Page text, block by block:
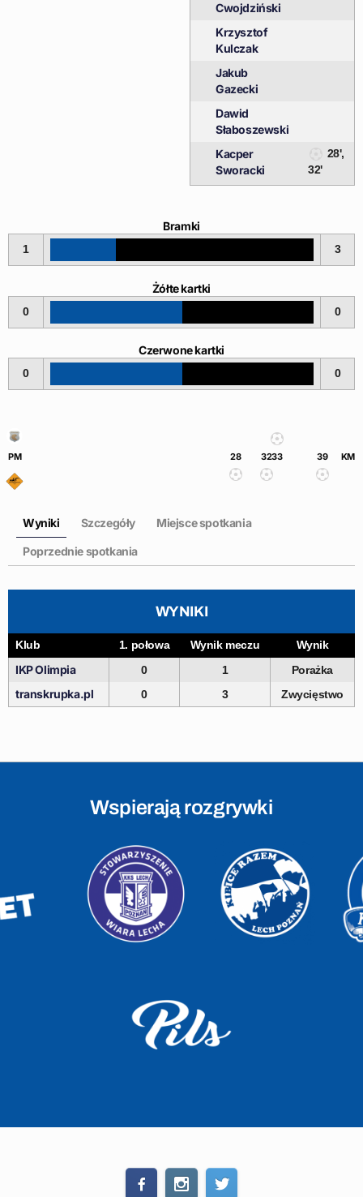
Cwojdziński
Krzysztof
Kulczak
Jakub
Gazecki
Dawid
Słaboszewski
Kacper
Sworacki
28',
32'
Bramki
1 3
Żółte kartki
0 0
Czerwone kartki
0 0
PM 28 3233 39 KM
Wyniki Szczegóły Miejsce spotkania
Poprzednie spotkania
WYNIKI
Klub 1. połowa Wynik meczu Wynik
IKP Olimpia 0 1 Porażka
transkrupka.pl 0 3 Zwycięstwo
Wspierają rozgrywki